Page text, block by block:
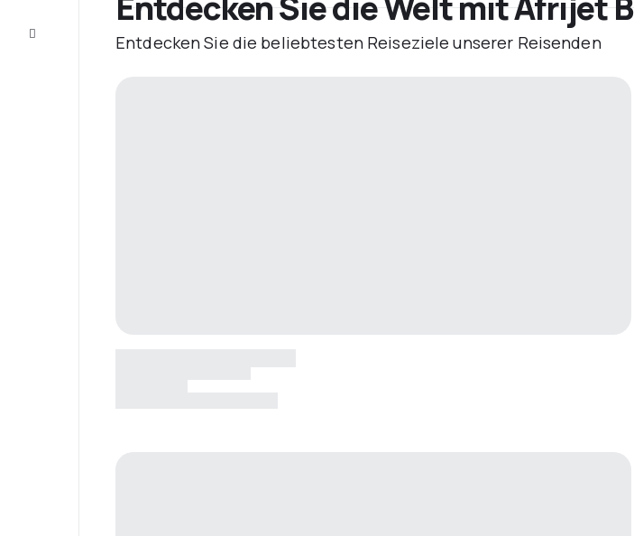
KundenserviceEntdecken Sie die beliebtesten Reiseziele unserer Reisenden